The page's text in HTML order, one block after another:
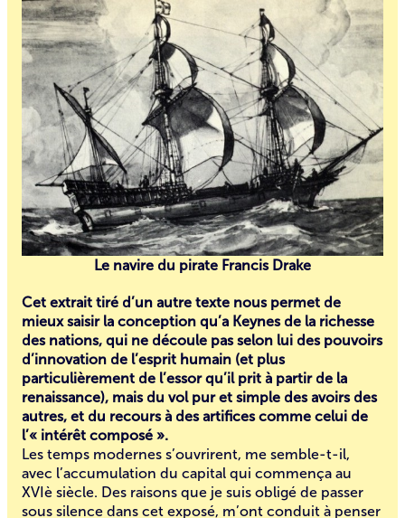
Le navire du pirate Francis Drake
Cet extrait tiré d’un autre texte nous permet de
mieux saisir la conception qu’a Keynes de la richesse
des nations, qui ne découle pas selon lui des pouvoirs
d’innovation de l’esprit humain (et plus
particulièrement de l’essor qu’il prit à partir de la
renaissance), mais du vol pur et simple des avoirs des
autres, et du recours à des artifices comme celui de
l’« intérêt composé ».
Les temps modernes s’ouvrirent, me semble-t-il,
avec l’accumulation du capital qui commença au
XVIè siècle. Des raisons que je suis obligé de passer
sous silence dans cet exposé, m’ont conduit à penser